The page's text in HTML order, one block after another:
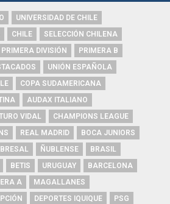
UNIVERSIDAD DE CHILE
CHILE
SELECCIÓN CHILENA
PRIMERA DIVISIÓN
PRIMERA B
UNIÓN ESPAÑOLA
COPA SUDAMERICANA
AUDAX ITALIANO
VIDAL
CHAMPIONS LEAGUE
REAL MADRID
BOCA JUNIORS
ÑUBLENSE
BRASIL
BETIS URUGUAY
BARCELONA
A
MAGALLANES
DEPORTES IQUIQUE PSG